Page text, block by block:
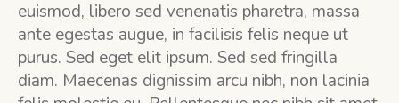
euismod, libero sed venenatis pharetra, massa
ante egestas augue, in facilisis felis neque ut
purus. Sed eget elit ipsum. Sed sed fringilla
diam. Maecenas dignissim arcu nibh, non lacinia